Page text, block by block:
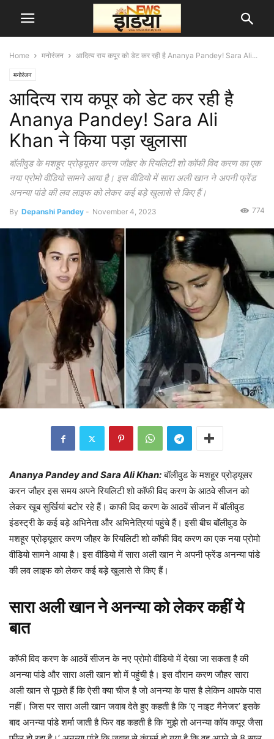
Home मनोरंजन आदित्य राय कपूर को डेट कर रही है Ananya Pandey! Sara Ali...
मनोरंजन
आदित्य राय कपूर को डेट कर रही है
Ananya Pandey! Sara Ali
Khan ने किया पड़ा खुलासा
बॉलीवुड के मशहूर प्रोड्यूसर करण जौहर के रियलिटी शो कॉफी विद करण का एक
नया प्रोमो वीडियो सामने आया है। इस वीडियो में सारा अली खान ने अपनी फ्रेंड
अनन्या पांडे की लव लाइफ को लेकर कई बड़े खुलासे से किए हैं।
By Depanshi Pandey - November 4, 2023 774
Ananya Pandey and Sara Ali Khan: बॉलीवुड के मशहूर प्रोड्यूसर
करन जौहर इस समय अपने रियलिटी शो कॉफी विद करण के आठवे सीजन को
लेकर खूब सुर्खियां बटोर रहे हैं। काफी विद करण के आठवें सीजन में बॉलीवुड
इंडस्ट्री के कई बड़े अभिनेता और अभिनेत्रियां पहुंचे हैं। इसी बीच बॉलीवुड के
मशहूर प्रोड्यूसर करण जौहर के रियलिटी शो कॉफी विद करण का एक नया प्रोमो
वीडियो सामने आया है। इस वीडियो में सारा अली खान ने अपनी फ्रेंड अनन्या पांडे
की लव लाइफ को लेकर कई बड़े खुलासे से किए हैं।
सारा अली खान ने अनन्या को लेकर कहीं ये
बात
कॉफी विद करण के आठवें सीजन के नए प्रोमो वीडियो में देखा जा सकता है की
अनन्या पांडे और सारा अली खान शो में पहुंची है। इस दौरान करण जौहर सारा
अली खान से पूछते हैं कि ऐसी क्या चीज है जो अनन्या के पास है लेकिन आपके पास
नहीं। जिस पर सारा अली खान जवाब देते हुए कहती है कि ‘ए नाइट मैनेजर’ इसके
बाद अनन्या पांडे शर्मा जाती है फिर वह कहती है कि ‘मुझे तो अनन्या कॉय कपूर जैसा